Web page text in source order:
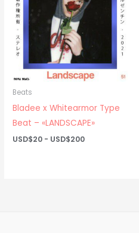
Beats
Bladee x Whitearmor Type
Beat – «LANDSCAPE»
USD$20 - USD$200Rango